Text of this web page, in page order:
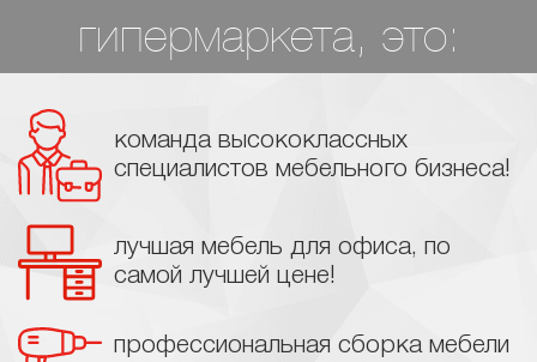
гипермаркета, это:
команда высококлассных
специалистов мебельного бизнеса!
лучшая мебель для офиса, по
самой лучшей цене!
профессиональная сборка мебели